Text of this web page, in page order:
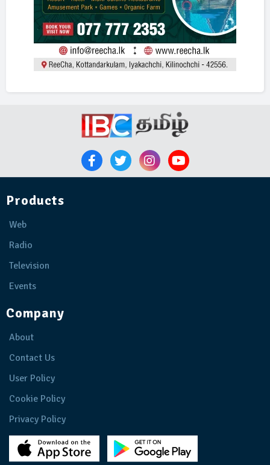
Products
Web
Radio
Television
Events
Company
About
Contact Us
User Policy
Cookie Policy
Privacy Policy